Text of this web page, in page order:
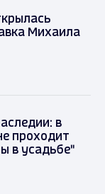
Михаила
в
проходит
в усадьбе"